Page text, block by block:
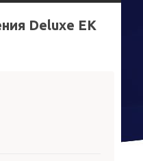
Deluxe ЕК